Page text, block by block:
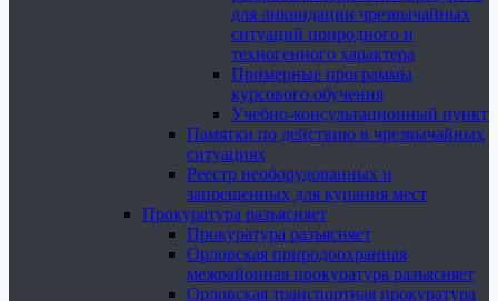
для ликвидации чрезвычайных
ситуаций природного и
техногенного характера
Примерные программы
курсового обучения
Учебно-консультационный пункт
Памятки по действию в чрезвычайных
ситуациях
Реестр необорудованных и
запрещенных для купания мест
Прокуратура разъясняет
Прокуратура разъясняет
Орловская природоохранная
межрайонная прокуратура разъясняет
Орловская транспортная прокуратура